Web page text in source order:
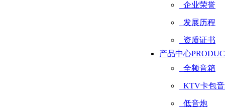
企业荣誉
发展历程
资质证书
产品中心
全频音箱
KTV卡包
低音炮